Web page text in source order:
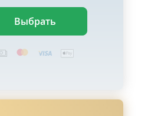
Выбрать